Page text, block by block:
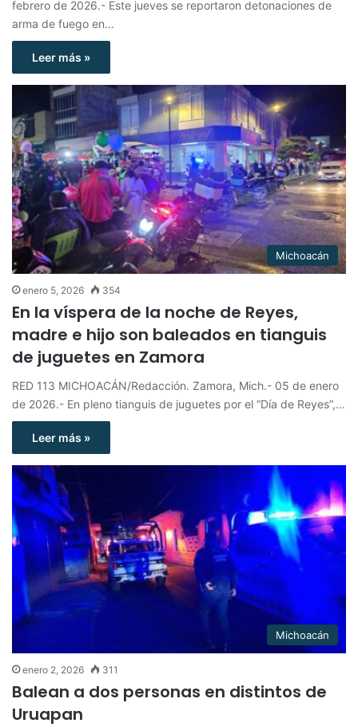
febrero de 2026.- Este jueves se reportaron detonaciones de
arma de fuego en…
Leer más »
Michoacán
enero 5, 2026 354
En la víspera de la noche de Reyes,
madre e hijo son baleados en tianguis
de juguetes en Zamora
RED 113 MICHOACÁN/Redacción. Zamora, Mich.- 05 de enero
de 2026.- En pleno tianguis de juguetes por el “Día de Reyes”,…
Leer más »
Michoacán
enero 2, 2026 311
Balean a dos personas en distintos de
Uruapan